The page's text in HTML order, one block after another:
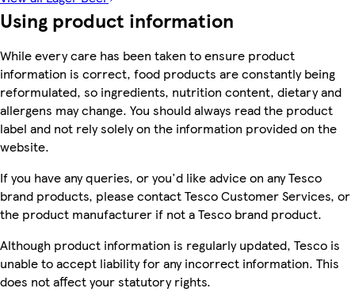
Using product information
While every care has been taken to ensure product
information is correct, food products are constantly being
reformulated, so ingredients, nutrition content, dietary and
allergens may change. You should always read the product
label and not rely solely on the information provided on the
website.
If you have any queries, or you'd like advice on any Tesco
brand products, please contact Tesco Customer Services, or
the product manufacturer if not a Tesco brand product.
Although product information is regularly updated, Tesco is
unable to accept liability for any incorrect information. This
does not affect your statutory rights.